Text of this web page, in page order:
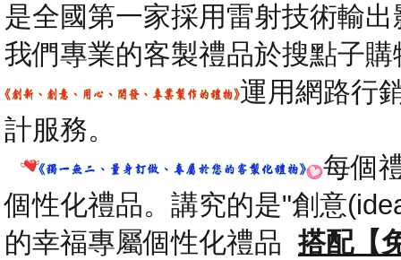
是全國第一家採用雷射技術輸
我們專業的客製禮品於搜點子
運用網路行
計服務。
每個
個性化禮品。講究的是"創意
的幸福專屬個性化禮品搭配【